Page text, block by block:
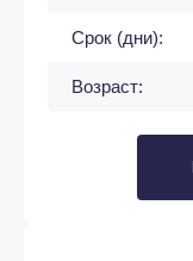
Срок (дни):
Возраст: